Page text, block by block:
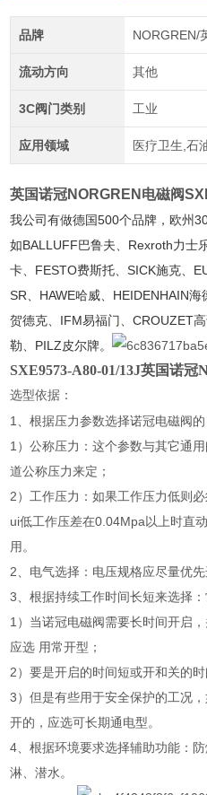
品牌 NORGREN/
流动方向 其他
3C阀门类别 工业
应用领域 医疗卫生,石
英国诺冠NORGREN电磁阀
我公司有做德国500个品牌，欧州
如BALLUFF巴鲁夫、Rexroth力士
卡、FESTO费斯托、SICK施克、
SR、HAWE哈威、HEIDENHAIN
贺德克、IFM易福门、CROUZET
勒、PILZ皮尔牌。
SXE9573-A80-01/13J英国诺冠
选型依据：
1、根据压力参数选择诺冠电磁阀
1）公称压力：这个参数与其它通
道公称压力来定；
2）工作压力：如果工作压力低则
ui低工作压差在0.04Mpa以上时直
用。
2、电气选择：电压规格应尽量优
3、根据持续工作时间长短来选择
1）当诺冠电磁阀需要长时间开启
应选 用常开型；
2）要是开启的时间短或开和关的
3）但是有些用于安全保护的工况
开的，应选可长期通电型。
4、根据环境要求选择辅助功能：
淋、潜水。